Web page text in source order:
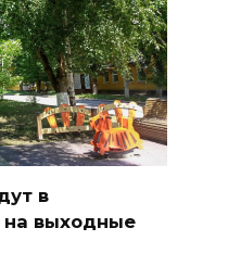
в
на выходные